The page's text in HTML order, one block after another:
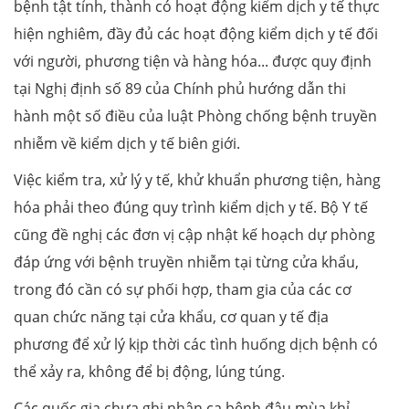
bệnh tật tỉnh, thành có hoạt động kiểm dịch y tế thực
hiện nghiêm, đầy đủ các hoạt động kiểm dịch y tế đối
với người, phương tiện và hàng hóa... được quy định
tại Nghị định số 89 của Chính phủ hướng dẫn thi
hành một số điều của luật Phòng chống bệnh truyền
nhiễm về kiểm dịch y tế biên giới.
Việc kiểm tra, xử lý y tế, khử khuẩn phương tiện, hàng
hóa phải theo đúng quy trình kiểm dịch y tế. Bộ Y tế
cũng đề nghị các đơn vị cập nhật kế hoạch dự phòng
đáp ứng với bệnh truyền nhiễm tại từng cửa khẩu,
trong đó cần có sự phối hợp, tham gia của các cơ
quan chức năng tại cửa khẩu, cơ quan y tế địa
phương để xử lý kịp thời các tình huống dịch bệnh có
thể xảy ra, không để bị động, lúng túng.